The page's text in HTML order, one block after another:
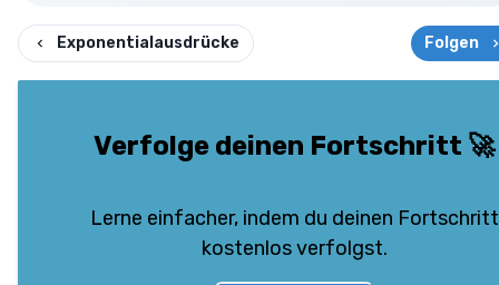
Exponentialausdrücke Folgen
Verfolge deinen Fortschritt 🚀
Lerne einfacher, indem du deinen Fortschritt
kostenlos verfolgst.